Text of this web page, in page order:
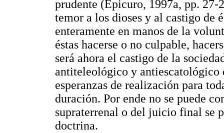
prudente (Epicuro, 1997a, pp.
temor a los dioses y al castigo de
enteramente en manos de la
éstas hacerse o no culpable,
será ahora el castigo de la
antiteleológico y antiescatológico
esperanzas de realización para
duración. Por ende no se puede
supraterrenal o del juicio final se
doctrina.